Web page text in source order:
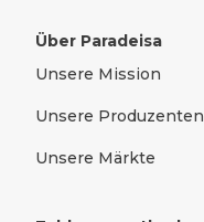
Über Paradeisa
Unsere Mission
Unsere Produzenten
Unsere Märkte